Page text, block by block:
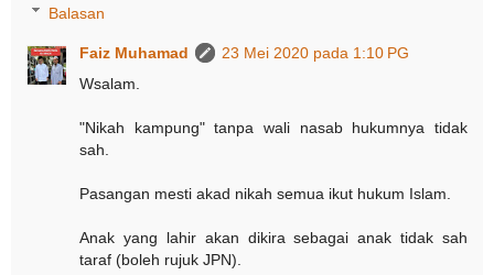
Balasan
Faiz Muhamad
23 Mei 2020 pada 1:10 PG
Wsalam.
"Nikah kampung" tanpa wali nasab hukumnya tidak
sah.
Pasangan mesti akad nikah semua ikut hukum Islam.
Anak yang lahir akan dikira sebagai anak tidak sah
taraf (boleh rujuk JPN).